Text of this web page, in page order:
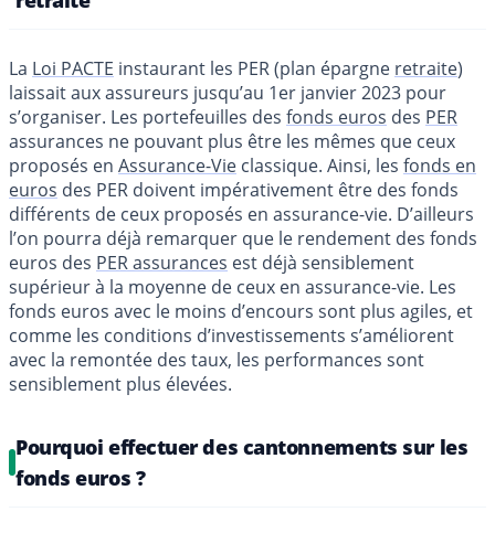
La Loi PACTE instaurant les PER (plan épargne retraite)
laissait aux assureurs jusqu’au 1er janvier 2023 pour
s’organiser. Les portefeuilles des fonds euros des PER
assurances ne pouvant plus être les mêmes que ceux
proposés en Assurance-Vie classique. Ainsi, les fonds en
euros des PER doivent impérativement être des fonds
différents de ceux proposés en assurance-vie. D’ailleurs
l’on pourra déjà remarquer que le rendement des fonds
euros des PER assurances est déjà sensiblement
supérieur à la moyenne de ceux en assurance-vie. Les
fonds euros avec le moins d’encours sont plus agiles, et
comme les conditions d’investissements s’améliorent
avec la remontée des taux, les performances sont
sensiblement plus élevées.
Pourquoi effectuer des cantonnements sur les
fonds euros ?